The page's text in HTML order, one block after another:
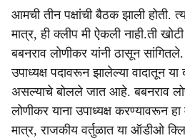
आमची तीन पक्षांची बैठक झाली होती.
मात्र, ही क्लीप मी ऐकली नाही.ती
बबनराव लोणीकर यांनी ठासून
उपाध्यक्ष पदावरून झालेल्या वादातून या
असल्याचे बोलले जात आहे. बबनराव
लोणीकर याना उपाध्यक्ष करण्यावरून हा
मात्र, राजकीय वर्तुळात या ऑडीओ